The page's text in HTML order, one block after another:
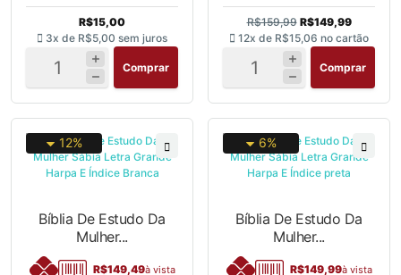
R$15,00
3x de R$5,00 sem juros
Comprar
R$159,99 R$149,99
12x de R$15,06 no cartão
Comprar
12%
Bíblia De Estudo Da
Mulher...
R$149,49à vista
6%
Bíblia De Estudo Da
Mulher...
R$149,99à vista